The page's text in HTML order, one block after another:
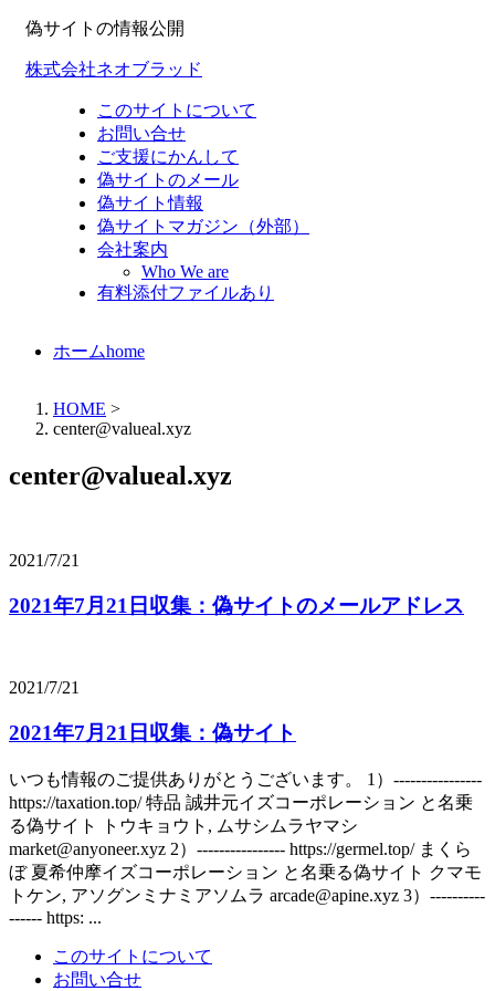
偽サイトの情報公開
株式会社ネオブラッド
このサイトについて
お問い合せ
ご支援にかんして
偽サイトのメール
偽サイト情報
偽サイトマガジン（外部）
会社案内
Who We are
有料添付ファイルあり
ホームhome
HOME >
center@valueal.xyz
center@valueal.xyz
2021/7/21
2021年7月21日収集：偽サイトのメールアドレス
2021/7/21
2021年7月21日収集：偽サイト
いつも情報のご提供ありがとうございます。 1）----------------
https://taxation.top/ 特品 誠井元イズコーポレーション と名乗
る偽サイト トウキョウト, ムサシムラヤマシ
market@anyoneer.xyz 2）---------------- https://germel.top/ まくら
ぼ 夏希仲摩イズコーポレーション と名乗る偽サイト クマモ
トケン, アソグンミナミアソムラ arcade@apine.xyz 3）----------
------ https: ...
このサイトについて
お問い合せ